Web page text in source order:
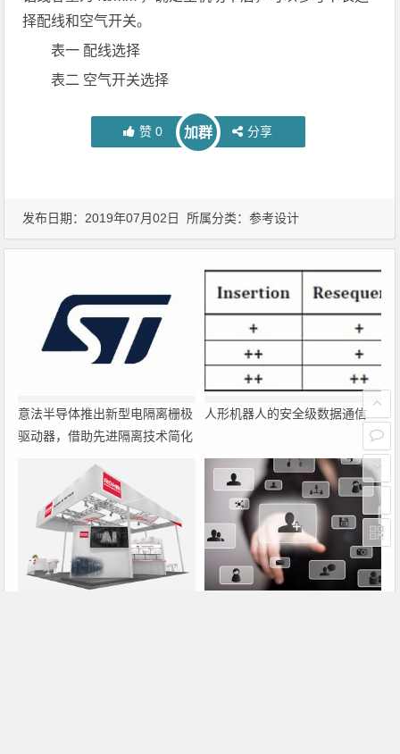
择配线和空气开关。
表一 配线选择
表二 空气开关选择
赞 0 加群 分享
发布日期：2019年07月02日 所属分类：参考设计
意法半导体推出新型电隔离栅极
驱动器，借助先进隔离技术简化
人形机器人的安全级数据通信